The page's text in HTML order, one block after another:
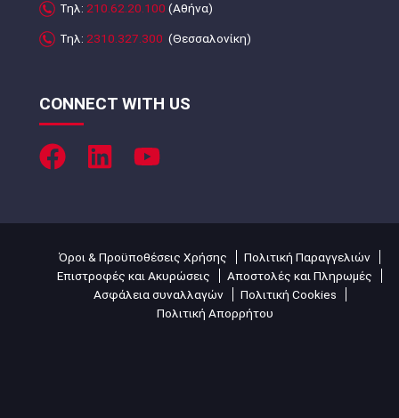
Τηλ: 210.62.20.100 (Αθήνα)
Τηλ: 2310.327.300 (Θεσσαλονίκη)
CONNECT WITH US
Όροι & Προϋποθέσεις Χρήσης
Πολιτική Παραγγελιών
Επιστροφές και Ακυρώσεις
Αποστολές και Πληρωμές
Ασφάλεια συναλλαγών
Πολιτική Cookies
Πολιτική Απορρήτου